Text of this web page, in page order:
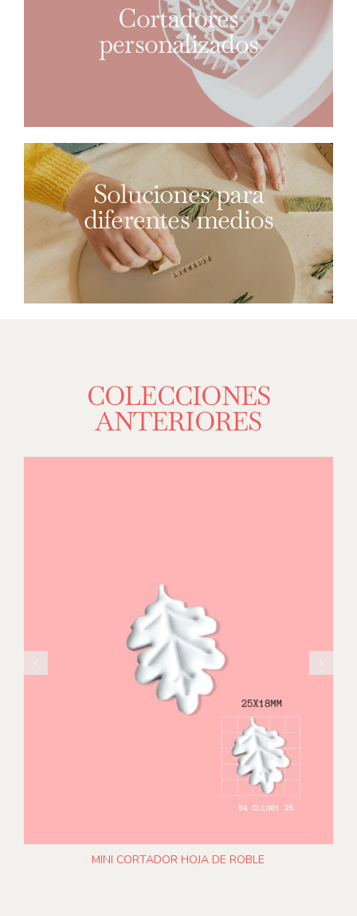
Cortadores
personalizados
Soluciones para
diferentes medios
COLECCIONES
ANTERIORES
MINI CORTADOR HOJA DE ROBLE
AÑADIR AL CARRITO /